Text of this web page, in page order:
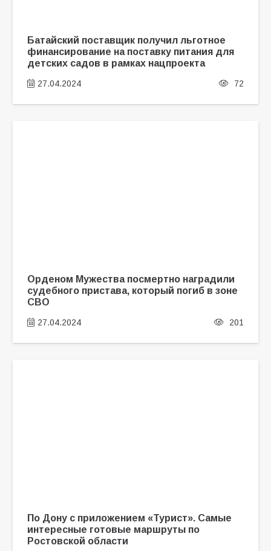
Батайский поставщик получил льготное
финансирование на поставку питания для
детских садов в рамках нацпроекта
27.04.2024 72
Орденом Мужества посмертно наградили
судебного пристава, который погиб в зоне
СВО
27.04.2024 201
По Дону с приложением «Турист». Самые
интересные готовые маршруты по
Ростовской области